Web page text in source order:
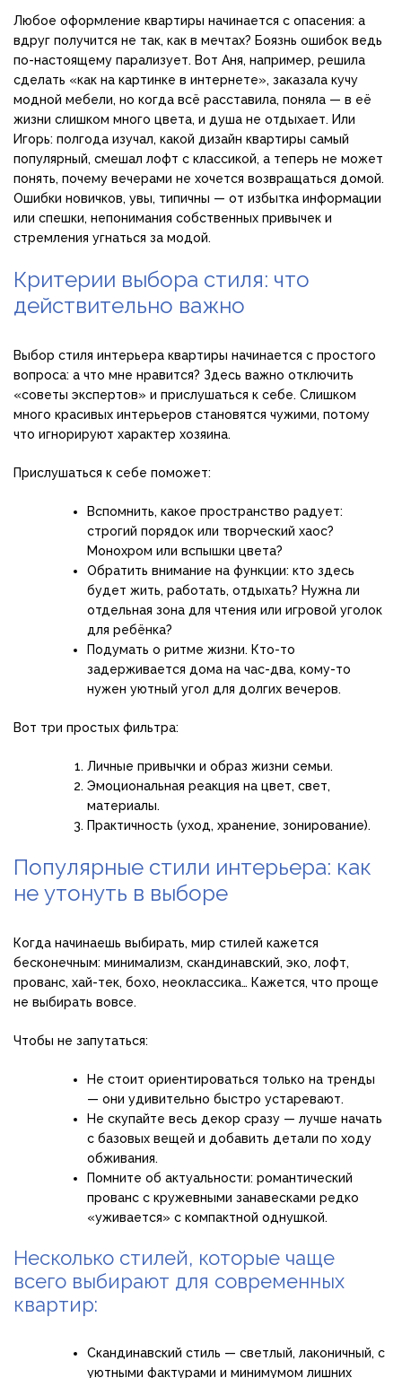
Любое оформление квартиры начинается с опасения: а
вдруг получится не так, как в мечтах? Боязнь ошибок ведь
по-настоящему парализует. Вот Аня, например, решила
сделать «как на картинке в интернете», заказала кучу
модной мебели, но когда всё расставила, поняла — в её
жизни слишком много цвета, и душа не отдыхает. Или
Игорь: полгода изучал, какой дизайн квартиры самый
популярный, смешал лофт с классикой, а теперь не может
понять, почему вечерами не хочется возвращаться домой.
Ошибки новичков, увы, типичны — от избытка информации
или спешки, непонимания собственных привычек и
стремления угнаться за модой.
Критерии выбора стиля: что
действительно важно
Выбор стиля интерьера квартиры начинается с простого
вопроса: а что мне нравится? Здесь важно отключить
«советы экспертов» и прислушаться к себе. Слишком
много красивых интерьеров становятся чужими, потому
что игнорируют характер хозяина.
Прислушаться к себе поможет:
Вспомнить, какое пространство радует:
строгий порядок или творческий хаос?
Монохром или вспышки цвета?
Обратить внимание на функции: кто здесь
будет жить, работать, отдыхать? Нужна ли
отдельная зона для чтения или игровой уголок
для ребёнка?
Подумать о ритме жизни. Кто-то
задерживается дома на час-два, кому-то
нужен уютный угол для долгих вечеров.
Вот три простых фильтра:
Личные привычки и образ жизни семьи.
Эмоциональная реакция на цвет, свет,
материалы.
Практичность (уход, хранение, зонирование).
Популярные стили интерьера: как
не утонуть в выборе
Когда начинаешь выбирать, мир стилей кажется
бесконечным: минимализм, скандинавский, эко, лофт,
прованс, хай-тек, бохо, неоклассика… Кажется, что проще
не выбирать вовсе.
Чтобы не запутаться:
Не стоит ориентироваться только на тренды
— они удивительно быстро устаревают.
Не скупайте весь декор сразу — лучше начать
с базовых вещей и добавить детали по ходу
обживания.
Помните об актуальности: романтический
прованс с кружевными занавесками редко
«уживается» с компактной однушкой.
Несколько стилей, которые чаще
всего выбирают для современных
квартир:
Скандинавский стиль — светлый, лаконичный, с
уютными фактурами и минимумом лишних